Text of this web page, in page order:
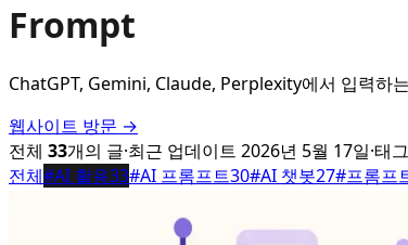
Frompt
ChatGPT, Gemini, Claude, Perplexity에서 입력하
웹사이트 방문 →
전체 33개의 글·최근 업데이트 2026년 5월 17일·태그
전체#AI 활용33#AI 프롬프트30#AI 챗봇27#프롬프